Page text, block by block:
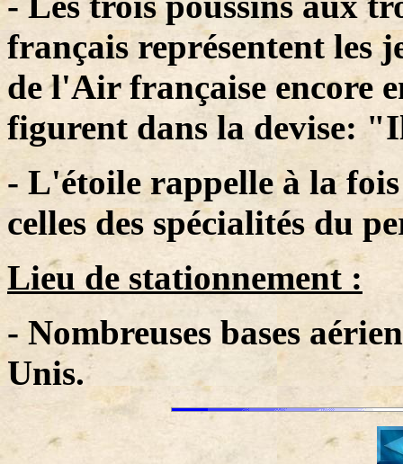
français représentent les
de l'Air française encore
figurent dans la devise:
- L'étoile rappelle à la
celles des spécialités du
Lieu de stationnement :
- Nombreuses bases
Unis.